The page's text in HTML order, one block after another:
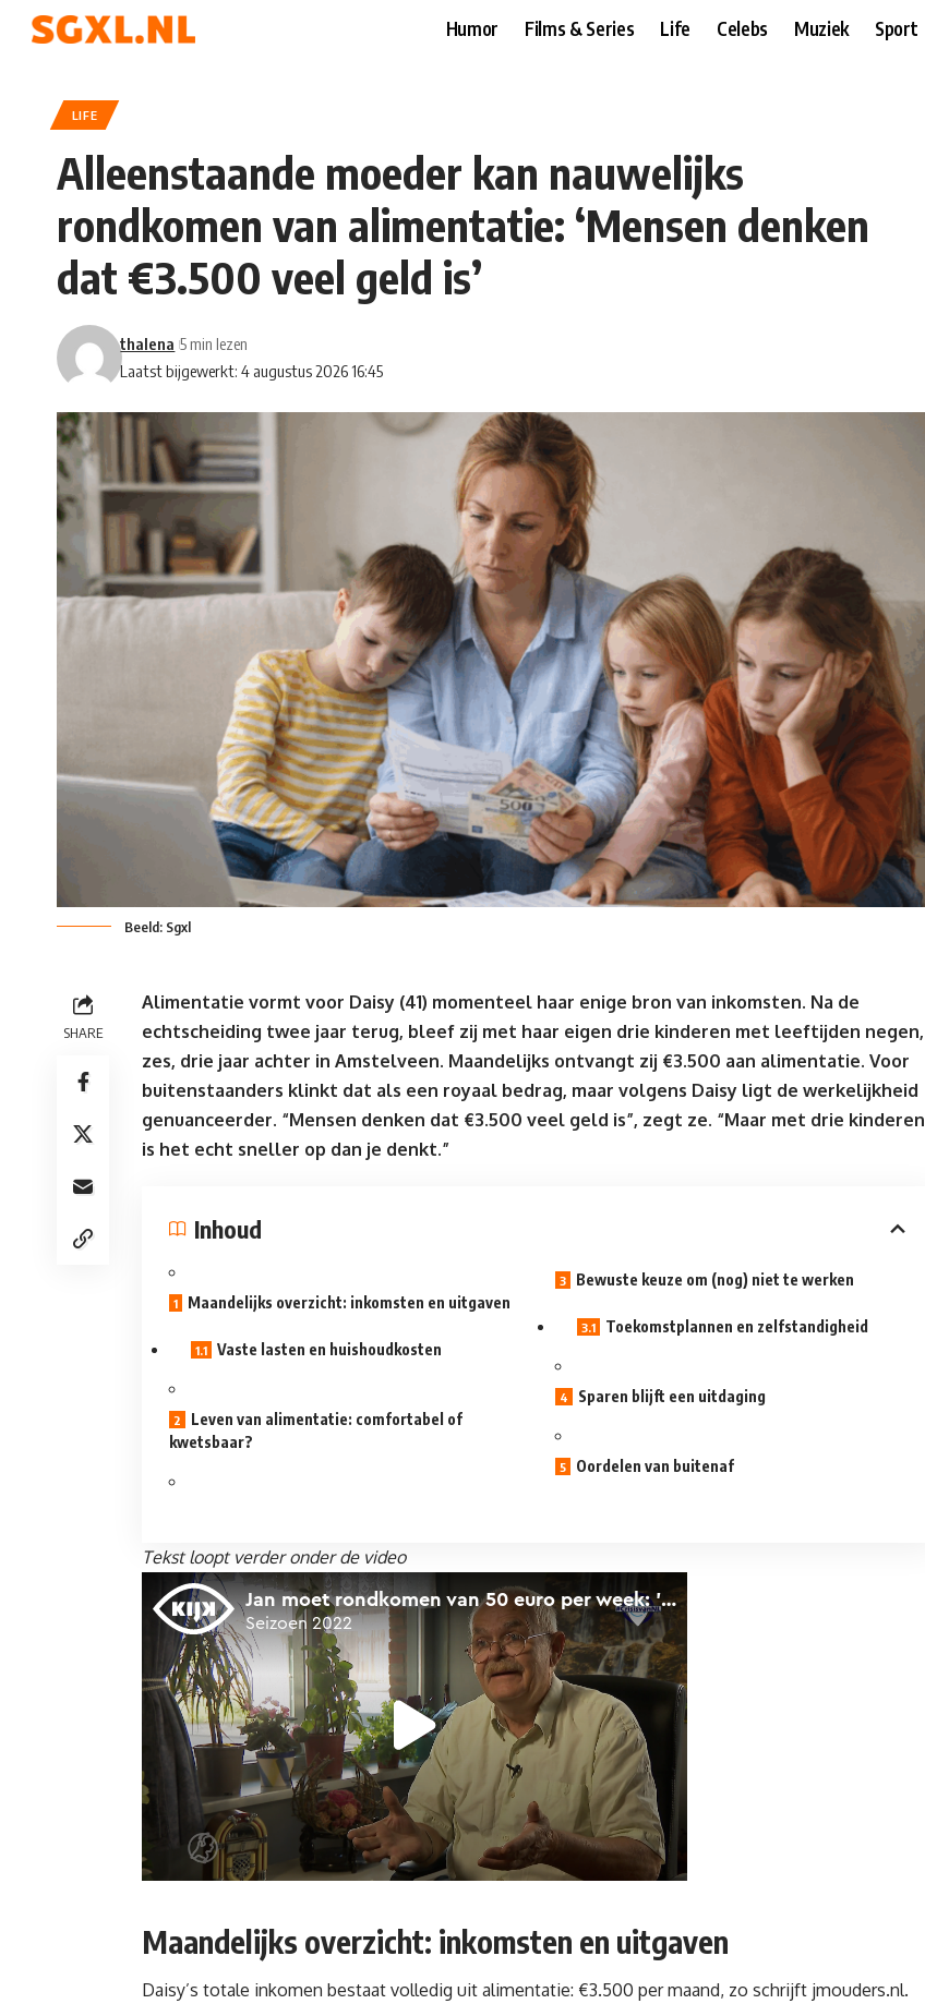
Humor Films & Series Life Celebs Muziek Sport
LIFE
Alleenstaande moeder kan nauwelijks
rondkomen van alimentatie: ‘Mensen denken
dat €3.500 veel geld is’
Laatst bijgewerkt: 4 augustus 2026 16:45
thalena 5 min lezen
Beeld: Sgxl
SHARE
Alimentatie vormt voor Daisy (41) momenteel haar enige bron van inkomsten. Na de
echtscheiding twee jaar terug, bleef zij met haar eigen drie kinderen met leeftijden negen,
zes, drie jaar achter in Amstelveen. Maandelijks ontvangt zij €3.500 aan alimentatie. Voor
buitenstaanders klinkt dat als een royaal bedrag, maar volgens Daisy ligt de werkelijkheid
genuanceerder. “Mensen denken dat €3.500 veel geld is”, zegt ze. “Maar met drie kinderen
is het echt sneller op dan je denkt.”
Inhoud
Maandelijks overzicht: inkomsten en uitgaven
Vaste lasten en huishoudkosten
Leven van alimentatie: comfortabel of
kwetsbaar?
Bewuste keuze om (nog) niet te werken
Toekomstplannen en zelfstandigheid
Sparen blijft een uitdaging
Oordelen van buitenaf
Tekst loopt verder onder de video
Maandelijks overzicht: inkomsten en uitgaven
Daisy’s totale inkomen bestaat volledig uit alimentatie: €3.500 per maand, zo schrijft jmouders.nl.